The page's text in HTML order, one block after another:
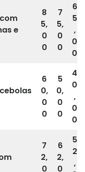
e
8
5,
0
0
7
5,
0
0
6
5
,
0
0
6
0,
0
0
5
0,
0
0
4
0
,
0
0
7
2,
0
6
2,
0
5
2
,